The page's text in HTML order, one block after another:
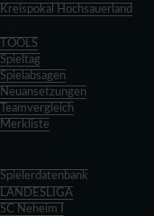
Kreispokal Hochsauerland
TOOLS
Spieltag
Spielabsagen
Neuansetzungen
Teamvergleich
Merkliste
Spielerdatenbank
LANDESLIGA
SC Neheim I